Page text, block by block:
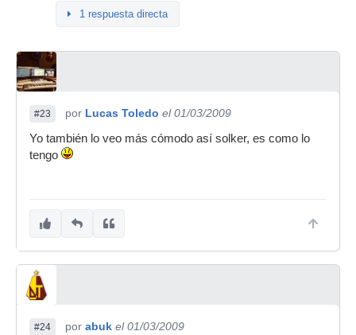
1 respuesta directa
#23 por Lucas Toledo el 01/03/2009
Yo también lo veo más cómodo así solker, es como lo
tengo
#24 por abuk el 01/03/2009